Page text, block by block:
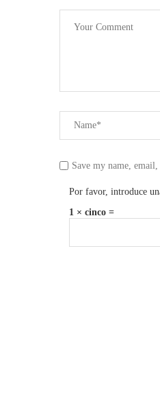
Save my name,
Por favor, introduce
1 × cinco =